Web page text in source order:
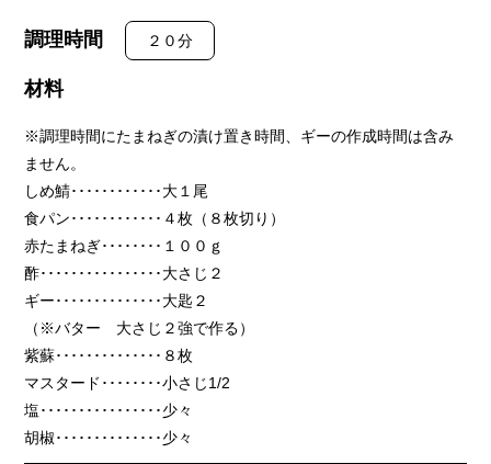
調理時間 ２０分
材料
※調理時間にたまねぎの漬け置き時間、ギーの作成時間は含み
ません。
しめ鯖････････････大１尾
食パン････････････４枚（８枚切り）
赤たまねぎ････････１００ｇ
酢････････････････大さじ２
ギー･･････････････大匙２
（※バター 大さじ２強で作る）
紫蘇･･････････････８枚
マスタード････････小さじ1/2
塩････････････････少々
胡椒･･････････････少々